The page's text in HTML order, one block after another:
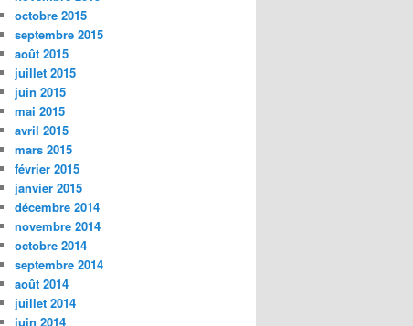
octobre 2015
septembre 2015
août 2015
juillet 2015
juin 2015
mai 2015
avril 2015
mars 2015
février 2015
janvier 2015
décembre 2014
novembre 2014
octobre 2014
septembre 2014
août 2014
juillet 2014
juin 2014